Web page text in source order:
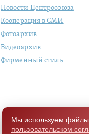
Новости Центросоюза
Кооперация в СМИ
Фотоархив
Видеоархив
Фирменный стиль
Мы используем
пользовательском